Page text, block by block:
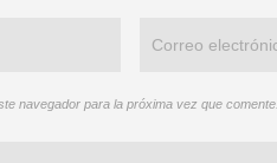
navegador para la próxima vez que comente.